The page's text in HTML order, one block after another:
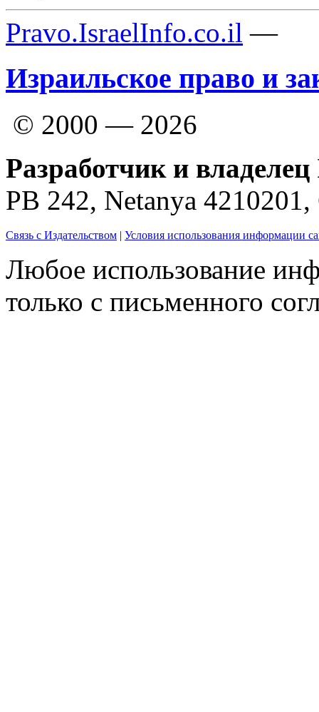
Pravo.IsraelInfo.co.il —
Израильское право и
© 2000 — 2026
Разработчик и
PB 242, Netanya
Связь с Издательством | Условия использования информации
Любое использование
только с письменного